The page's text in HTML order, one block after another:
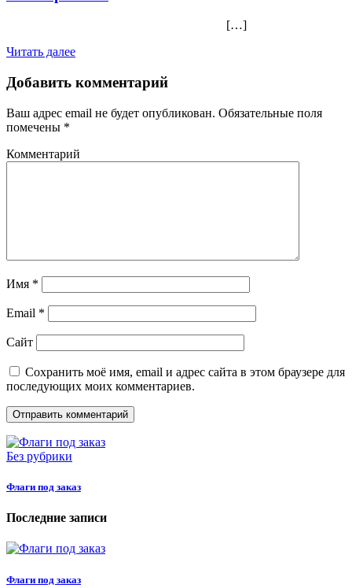
[…]
Читать далее
Добавить комментарий
Ваш адрес email не будет опубликован. Обязательные поля
помечены *
Комментарий
Имя *
Email *
Сайт
Сохранить моё имя, email и адрес сайта в этом браузере для
последующих моих комментариев.
Без рубрики
Флаги под заказ
Последние записи
Флаги под заказ